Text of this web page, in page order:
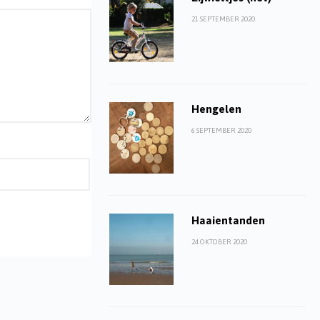
21 SEPTEMBER 2020
Hengelen
6 SEPTEMBER 2020
Haaientanden
24 OKTOBER 2020